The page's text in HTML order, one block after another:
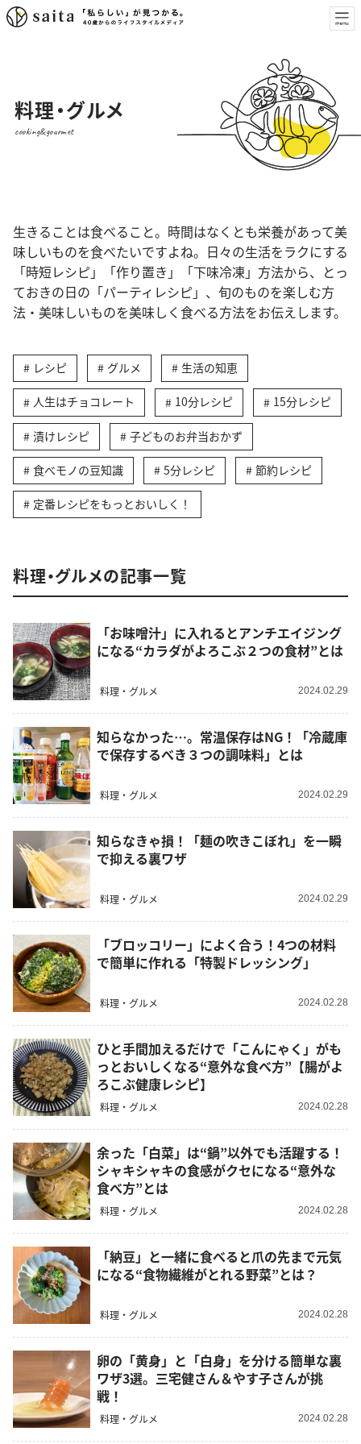
料理・グルメ
cooking&gourmet
生きることは食べること。時間はなくとも栄養があって美
味しいものを食べたいですよね。日々の生活をラクにする
「時短レシピ」「作り置き」「下味冷凍」方法から、とっ
ておきの日の「パーティレシピ」、旬のものを楽しむ方
法・美味しいものを美味しく食べる方法をお伝えします。
レシピ グルメ 生活の知恵
人生はチョコレート 10分レシピ 15分レシピ
漬けレシピ 子どものお弁当おかず
食べモノの豆知識 5分レシピ 節約レシピ
定番レシピをもっとおいしく！
料理・グルメの記事一覧
「お味噌汁」に入れるとアンチエイジング
になる“カラダがよろこぶ２つの食材”とは
料理・グルメ 2024.02.29
知らなかった…。常温保存はNG！「冷蔵庫
で保存するべき３つの調味料」とは
料理・グルメ 2024.02.29
知らなきゃ損！「麺の吹きこぼれ」を一瞬
で抑える裏ワザ
料理・グルメ 2024.02.29
「ブロッコリー」によく合う！4つの材料
で簡単に作れる「特製ドレッシング」
料理・グルメ 2024.02.28
ひと手間加えるだけで「こんにゃく」がも
っとおいしくなる“意外な食べ方”【腸がよ
ろこぶ健康レシピ】
料理・グルメ 2024.02.28
余った「白菜」は“鍋”以外でも活躍する！
シャキシャキの食感がクセになる“意外な
食べ方”とは
料理・グルメ 2024.02.28
「納豆」と一緒に食べると爪の先まで元気
になる“食物繊維がとれる野菜”とは？
料理・グルメ 2024.02.28
卵の「黄身」と「白身」を分ける簡単な裏
ワザ3選。三宅健さん＆やす子さんが挑
戦！
料理・グルメ 2024.02.28